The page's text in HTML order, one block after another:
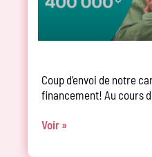
Coup d’envoi de notre
financement! Au cours
Voir »